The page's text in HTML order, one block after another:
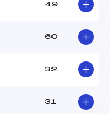
49
60
32
31